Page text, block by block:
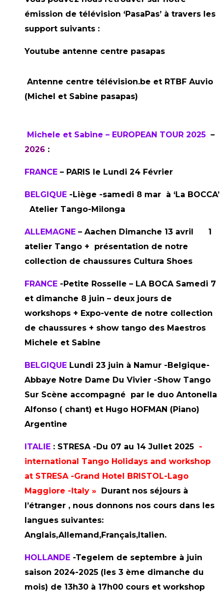
émission de télévision ‘PasaPas’ à travers les
support suivants :
Youtube antenne centre pasapas
Antenne centre télévision.be et RTBF Auvio
(Michel et Sabine pasapas)
Michele et Sabine – EUROPEAN TOUR 2025 –
2026 :
FRANCE – PARIS le Lundi 24 Février
BELGIQUE -Liège -samedi 8 mar à ‘La BOCCA’
Atelier Tango-Milonga
ALLEMAGNE – Aachen Dimanche 13 avril 1
atelier Tango +
présentation de notre
collection de chaussures Cultura Shoes
FRANCE -Petite Rosselle – LA BOCA Samedi 7
et dimanche 8 juin – deux jours de
workshops + Expo-vente de notre collection
de chaussures + show tango des Maestros
Michele et Sabine
BELGIQUE Lundi 23 juin à Namur -Belgique-
Abbaye Notre Dame Du Vivier -Show Tango
Sur Scène accompagné par le duo Antonella
Alfonso ( chant) et Hugo HOFMAN (Piano)
Argentine
ITALIE : STRESA -Du 07 au 14 Jullet 2025 -
international Tango Holidays and workshop
at STRESA -Grand Hotel BRISTOL-Lago
Maggiore -Italy » Durant nos séjours à
l’étranger , nous donnons nos cours dans les
langues suivantes:
Anglais,Allemand,Français,Italien.
HOLLANDE -Tegelem de septembre à juin
saison 2024-2025 (les 3 ème dimanche du
mois) de 13h30 à 17h00 cours et workshop